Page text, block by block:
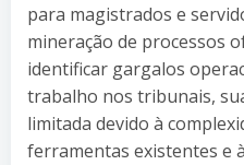
para magistrados e
mineração de processos
identificar gargalos
trabalho nos tribunais,
limitada devido à
ferramentas existentes e